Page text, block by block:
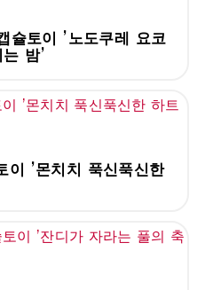
슐토이 '노도쿠레 요코
는 밤'
이 '몬치치 푹신푹신한